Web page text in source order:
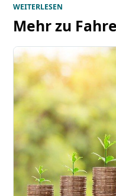
WEITERLESEN
Mehr zu